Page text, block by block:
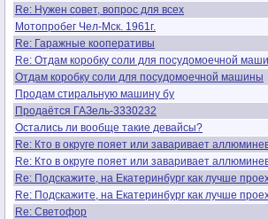
Re: Нужен совет, вопрос для всех
Мотопробег Чел-Мск. 1961г.
Re: Гаражные кооперативы
Re: Отдам коробку соли для посудомоечной
Отдам коробку соли для посудомоечной машины
Продам стиральную машину бу
Продаётся ГАЗель-3330232
Остались ли вообще такие девайсы?
Re: Кто в округе пояет или заваривает
Re: Кто в округе пояет или заваривает
Re: Подскажите, на Екатеринбург как лучше
Re: Подскажите, на Екатеринбург как лучше
Re: Светофор